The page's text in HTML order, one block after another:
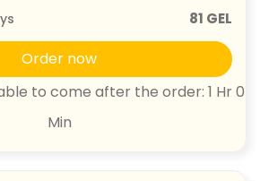
81 GEL
Order now
to come after the order: 1 Hr 0
Min